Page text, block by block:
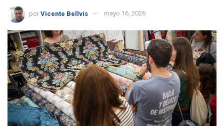
por Vicente Bellvis mayo 16, 2026